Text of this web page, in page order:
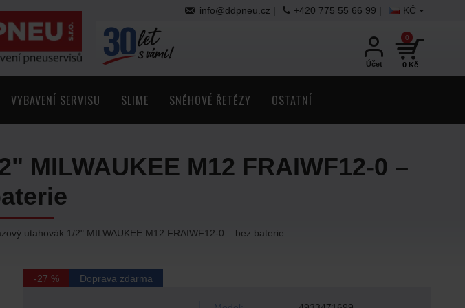
KČ
info@ddpneu.cz | +420 775 55 66 99 |
Účet 0 Kč
0
VYBAVENÍ SERVISU SLIME SNĚHOVÉ ŘETĚZY OSTATNÍ
utahovák 1/2" MILWAUKEE M12 FRAIWF12-0 – bez baterie
MILWAUKEE M12 FRAIWF12-0 –
Doprava zdarma
-27 %